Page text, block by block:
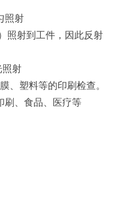
照射
照射到工件，因此反射
照射
、塑料等的印刷检查。
刷、食品、医疗等